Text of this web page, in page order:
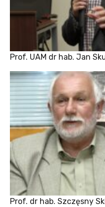
Prof. UAM dr hab. Jan
Prof. dr hab. Szczęsny